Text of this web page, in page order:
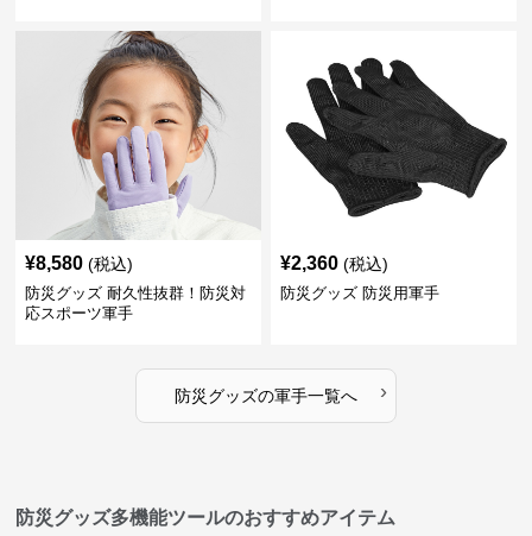
¥8,580 (税込)
防災グッズ 耐久性抜群！防災対
応スポーツ軍手
¥2,360 (税込)
防災グッズ 防災用軍手
防災グッズの軍手一覧へ ›
防災グッズ多機能ツールのおすすめアイテム